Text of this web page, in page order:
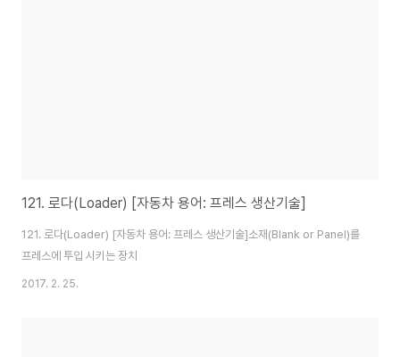
121. 로다(Loader) [자동차 용어: 프레스 생산기술]
121. 로다(Loader) [자동차 용어: 프레스 생산기술]소재(Blank or Panel)를
프레스에 투입 시키는 장치
2017. 2. 25.